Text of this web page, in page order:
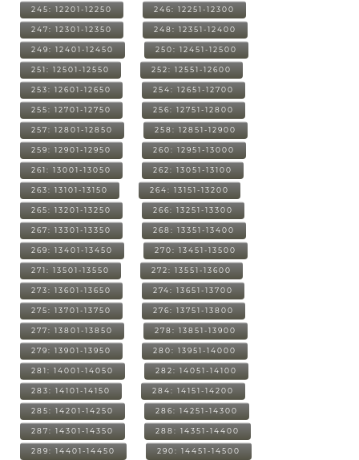
245: 12201-12250 246: 12251-12300
247: 12301-12350 248: 12351-12400
249: 12401-12450 250: 12451-12500
251: 12501-12550 252: 12551-12600
253: 12601-12650 254: 12651-12700
255: 12701-12750 256: 12751-12800
257: 12801-12850 258: 12851-12900
259: 12901-12950 260: 12951-13000
261: 13001-13050 262: 13051-13100
263: 13101-13150 264: 13151-13200
265: 13201-13250 266: 13251-13300
267: 13301-13350 268: 13351-13400
269: 13401-13450 270: 13451-13500
271: 13501-13550 272: 13551-13600
273: 13601-13650 274: 13651-13700
275: 13701-13750 276: 13751-13800
277: 13801-13850 278: 13851-13900
279: 13901-13950 280: 13951-14000
281: 14001-14050 282: 14051-14100
283: 14101-14150 284: 14151-14200
285: 14201-14250 286: 14251-14300
287: 14301-14350 288: 14351-14400
289: 14401-14450 290: 14451-14500